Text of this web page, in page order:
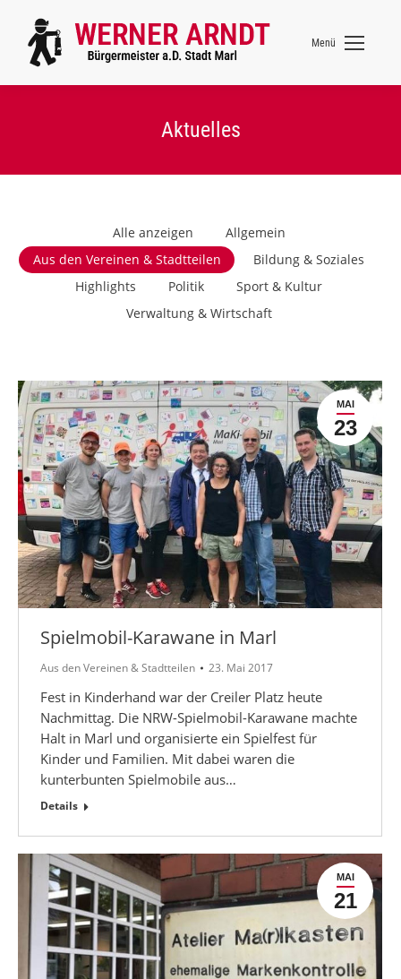
Menü
Aktuelles
Alle anzeigen
Allgemein
Aus den Vereinen & Stadtteilen
Bildung & Soziales
Highlights
Politik
Sport & Kultur
Verwaltung & Wirtschaft
MAI
23
Spielmobil-Karawane in Marl
Aus den Vereinen & Stadtteilen 23. Mai 2017
Fest in Kinderhand war der Creiler Platz heute
Nachmittag. Die NRW-Spielmobil-Karawane machte
Halt in Marl und organisierte ein Spielfest für
Kinder und Familien. Mit dabei waren die
kunterbunten Spielmobile aus…
Details
MAI
21